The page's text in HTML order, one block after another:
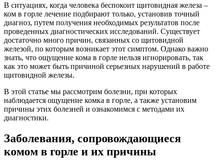
В ситуациях, когда человека беспокоит щитовидная железа –
ком в горле лечение подбирают только, установив точный
диагноз, путем получения необходимых результатов после
проведенных диагностических исследований. Существует
достаточно много причин, связанных со щитовидной
железой, по которым возникает этот симптом. Однако важно
знать, что ощущение кома в горле нельзя игнорировать, так
как это может быть причиной серьезных нарушений в работе
щитовидной железы.
В этой статье мы рассмотрим болезни, при которых
наблюдается ощущение комка в горле, а также установим
причины этих болезней и ознакомимся с методами их
диагностики.
Заболевания, сопровождающиеся
комом в горле и их причины